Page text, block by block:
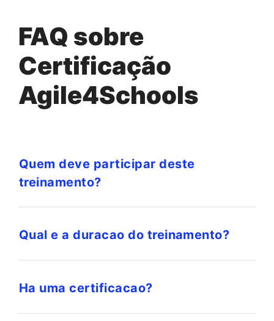
FAQ sobre
Certificação
Agile4Schools
Quem deve participar deste
treinamento?
Qual e a duracao do treinamento?
Ha uma certificacao?